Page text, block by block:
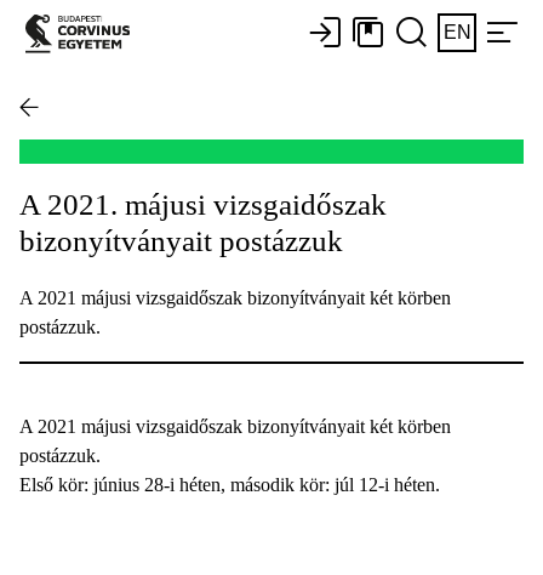
EN
A 2021. májusi vizsgaidőszak
bizonyítványait postázzuk
A 2021 májusi vizsgaidőszak bizonyítványait két körben
postázzuk.
A 2021 májusi vizsgaidőszak bizonyítványait két körben
postázzuk.
Első kör: június 28-i héten, második kör: júl 12-i héten.